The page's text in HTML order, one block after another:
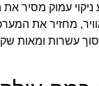
ניקוי עמוק מסיר
מחזיר את
עשרות ומאות